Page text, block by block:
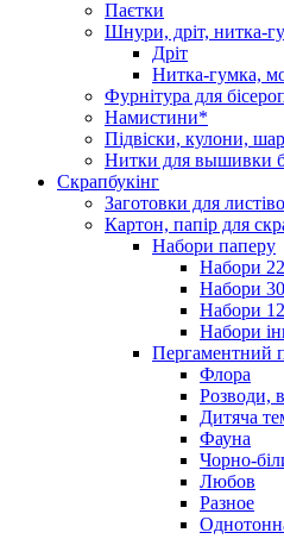
Паєтки
Шнури, дріт, нитка-
Дріт
Нитка-гумка,
Фурнітура для
Намистини*
Підвіски, кулони,
Нитки для вышивки
Скрапбукінг
Заготовки для
Картон, папір для
Набори паперу
Набори
Набори
Набори
Набори
Пергаментний
Флора
Розводи,
Дитяча
Фауна
Чорно-
Любов
Разное